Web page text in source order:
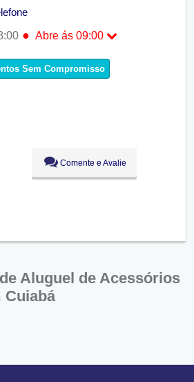
● Abre ás 09:00
●Abre ás 09:00
Sem Compromisso
Comente e Avalie
Aluguel de Acessórios
Cuiabá